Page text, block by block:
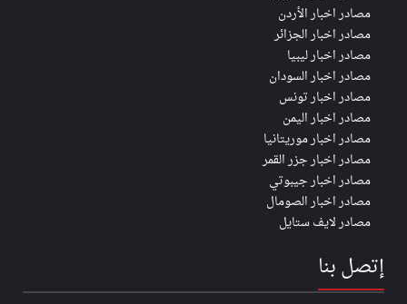
مصادر اخبار الأردن
مصادر اخبار الجزائر
مصادر اخبار ليبيا
مصادر اخبار السودان
مصادر اخبار تونس
مصادر اخبار اليمن
مصادر اخبار موريتانيا
مصادر اخبار جزر القمر
مصادر اخبار جيبوتي
مصادر اخبار الصومال
مصادر لايف ستايل
إتصل بنا